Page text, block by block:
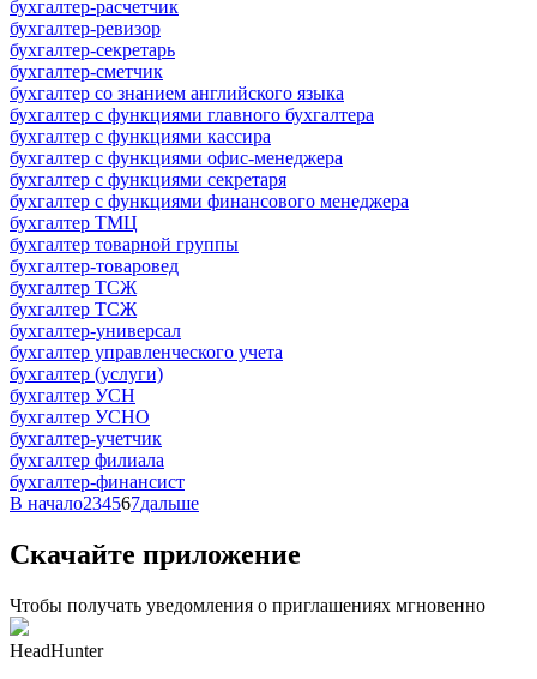
бухгалтер-расчетчик
бухгалтер-ревизор
бухгалтер-секретарь
бухгалтер-сметчик
бухгалтер со знанием английского языка
бухгалтер с функциями главного бухгалтера
бухгалтер с функциями кассира
бухгалтер с функциями офис-менеджера
бухгалтер с функциями секретаря
бухгалтер с функциями финансового менеджера
бухгалтер ТМЦ
бухгалтер товарной группы
бухгалтер-товаровед
бухгалтер ТСЖ
бухгалтер ТСЖ
бухгалтер-универсал
бухгалтер управленческого учета
бухгалтер (услуги)
бухгалтер УСН
бухгалтер УСНО
бухгалтер-учетчик
бухгалтер филиала
бухгалтер-финансист
В начало234567дальше
Скачайте приложение
Чтобы получать уведомления о приглашениях мгновенно
HeadHunter